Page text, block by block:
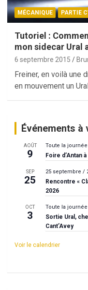
MÉCANIQUE PARTIE
Tutoriel :
mon sidecar Ural
6 septembre 2015
Freiner, en voilà une
en mouvement un
Événements à
AOÛT
9
Toute la journée
Foire d’Antan
SEP
25
25 septembre /
Rencontre «
2026
OCT
3
Toute la journée
Sortie Ural,
Cant’Avey
Voir le calendrier